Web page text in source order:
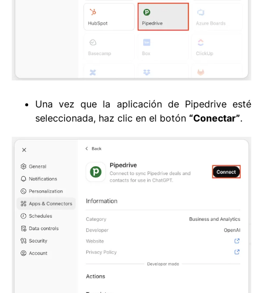
Una vez que la aplicación de Pipedrive esté
seleccionada, haz clic en el botón “Conectar”.